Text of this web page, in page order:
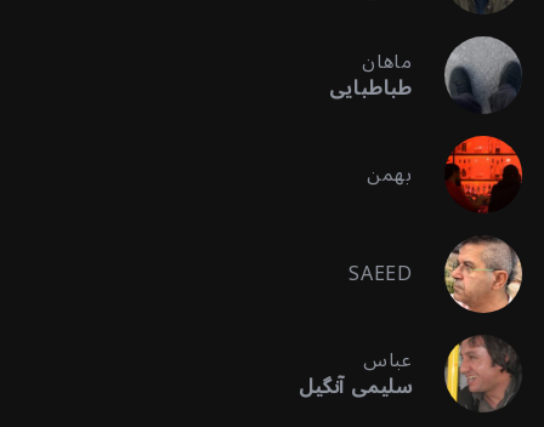
ماهان
طباطبایی
بهمن
SAEED
عباس
سلیمی آنگیل